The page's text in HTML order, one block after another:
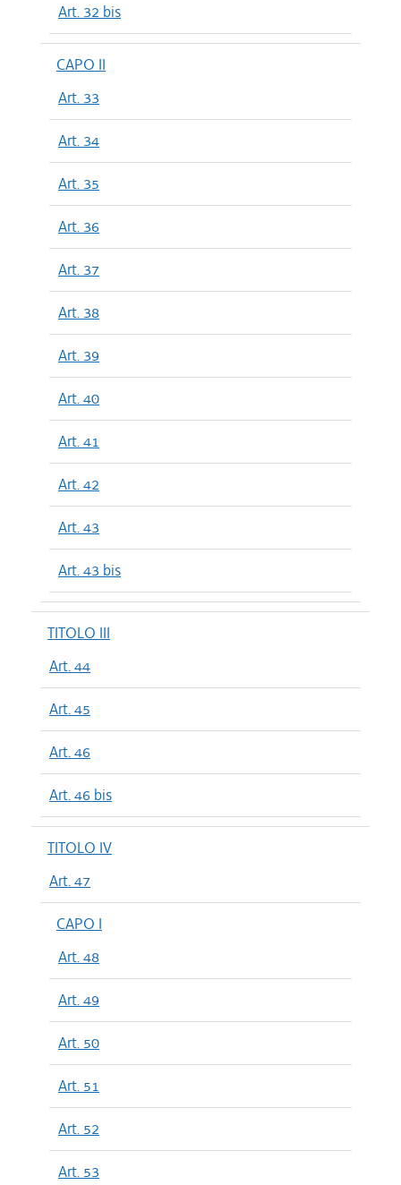
Art. 32 bis
CAPO II
Art. 33
Art. 34
Art. 35
Art. 36
Art. 37
Art. 38
Art. 39
Art. 40
Art. 41
Art. 42
Art. 43
Art. 43 bis
TITOLO III
Art. 44
Art. 45
Art. 46
Art. 46 bis
TITOLO IV
Art. 47
CAPO I
Art. 48
Art. 49
Art. 50
Art. 51
Art. 52
Art. 53